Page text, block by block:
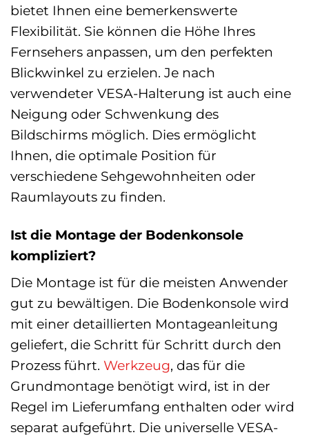
bietet Ihnen eine bemerkenswerte
Flexibilität. Sie können die Höhe Ihres
Fernsehers anpassen, um den perfekten
Blickwinkel zu erzielen. Je nach
verwendeter VESA-Halterung ist auch eine
Neigung oder Schwenkung des
Bildschirms möglich. Dies ermöglicht
Ihnen, die optimale Position für
verschiedene Sehgewohnheiten oder
Raumlayouts zu finden.
Ist die Montage der Bodenkonsole
kompliziert?
Die Montage ist für die meisten Anwender
gut zu bewältigen. Die Bodenkonsole wird
mit einer detaillierten Montageanleitung
geliefert, die Schritt für Schritt durch den
Prozess führt. Werkzeug, das für die
Grundmontage benötigt wird, ist in der
Regel im Lieferumfang enthalten oder wird
separat aufgeführt. Die universelle VESA-